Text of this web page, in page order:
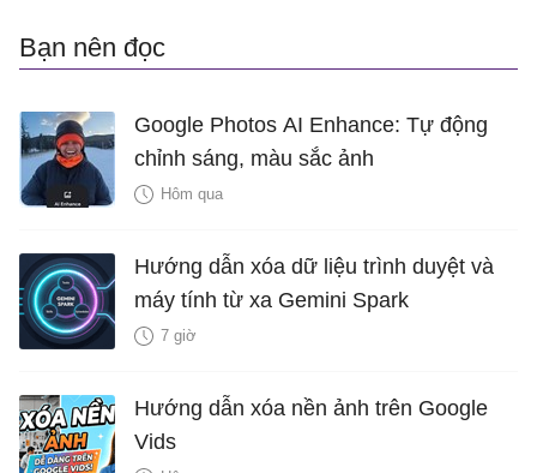
Bạn nên đọc
Google Photos AI Enhance: Tự động
chỉnh sáng, màu sắc ảnh
Hôm qua
Hướng dẫn xóa dữ liệu trình duyệt và
máy tính từ xa Gemini Spark
7 giờ
Hướng dẫn xóa nền ảnh trên Google
Vids